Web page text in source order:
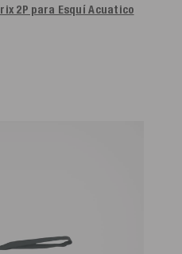
2P para Esquí Acuatico